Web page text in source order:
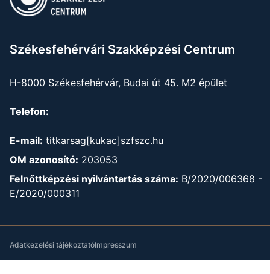
Székesfehérvári Szakképzési Centrum
H-8000 Székesfehérvár, Budai út 45. M2 épület
Telefon:
E-mail: titkarsag[kukac]szfszc.hu
OM azonosító: 203053
Felnőttképzési nyilvántartás száma: B/2020/006368 -
E/2020/000311
Adatkezelési tájékoztatóImpresszum